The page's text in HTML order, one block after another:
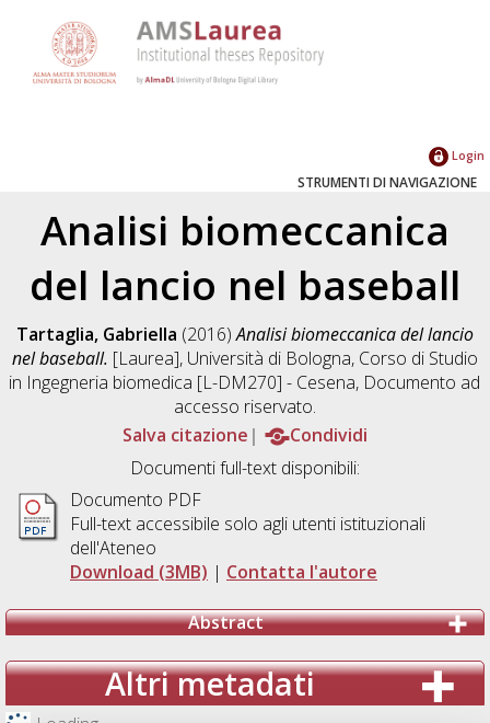
Login
STRUMENTI DI NAVIGAZIONE
Analisi biomeccanica
del lancio nel baseball
Tartaglia, Gabriella (2016)Analisi biomeccanica del lancio
nel baseball. [Laurea], Università di Bologna, Corso di Studio
in Ingegneria biomedica [L-DM270] - Cesena, Documento ad
accesso riservato.
Salva citazione
Condividi
Documenti full-text disponibili:
Documento PDF
Full-text accessibile solo agli utenti istituzionali
dell'Ateneo
Download (3MB) | Contatta l'autore
Abstract
Altri metadati